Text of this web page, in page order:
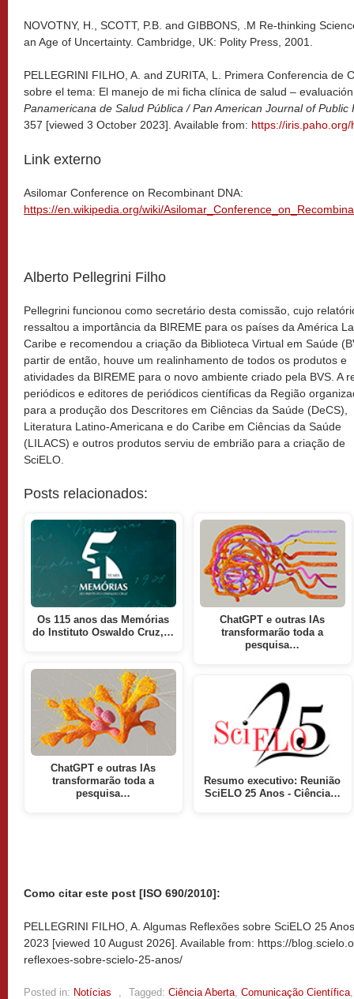
NOVOTNY, H., SCOTT, P.B. and GIBBONS, .M Re-thinking
an Age of Uncertainty. Cambridge, UK: Polity Press, 2001.
PELLEGRINI FILHO, A. and ZURITA, L. Primera Conferencia de
sobre el tema: El manejo de mi ficha clínica de salud –
Panamericana de Salud Pública / Pan American Journal of Public
357 [viewed 3 October 2023]. Available from: https://
Link externo
Asilomar Conference on Recombinant DNA:
https://en.wikipedia.org/wiki/
Alberto Pellegrini Filho
Pellegrini funcionou como secretário desta comissão, cujo
ressaltou a importância da BIREME para os países da América
Caribe e recomendou a criação da Biblioteca Virtual em Saúde
partir de então, houve um realinhamento de todos os produtos e
atividades da BIREME para o novo ambiente criado pela BVS. A
periódicos e editores de periódicos científicas da Região
para a produção dos Descritores em Ciências da Saúde (DeCS),
Literatura Latino-Americana e do Caribe em Ciências da Saúde
(LILACS) e outros produtos serviu de embrião para a criação de
SciELO.
Posts relacionados:
Os 115 anos das Memórias
do Instituto Oswaldo Cruz,…
ChatGPT e outras IAs
transformarão toda a
pesquisa…
ChatGPT e outras IAs
transformarão toda a
pesquisa…
Resumo executivo: Reunião
SciELO 25 Anos - Ciência…
Como citar este post [ISO 690/2010]:
PELLEGRINI FILHO, A. Algumas Reflexões sobre SciELO 25
2023 [viewed 10 August 2026]. Available from: https://
reflexoes-sobre-scielo-25-anos/
Posted in: Notícias Tagged: Ciência Aberta Comunicação Científica